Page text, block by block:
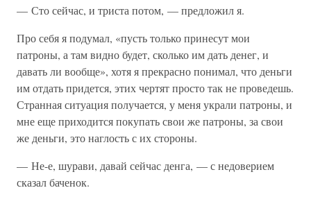
— Сто сейчас, и триста потом, — предложил я.
Про себя я подумал, «пусть только принесут мои
патроны, а там видно будет, сколько им дать денег, и
давать ли вообще», хотя я прекрасно понимал, что деньги
им отдать придется, этих чертят просто так не проведешь.
Странная ситуация получается, у меня украли патроны, и
мне еще приходится покупать свои же патроны, за свои
же деньги, это наглость с их стороны.
— Не-е, шурави, давай сейчас денга, — с недоверием
сказал баченок.